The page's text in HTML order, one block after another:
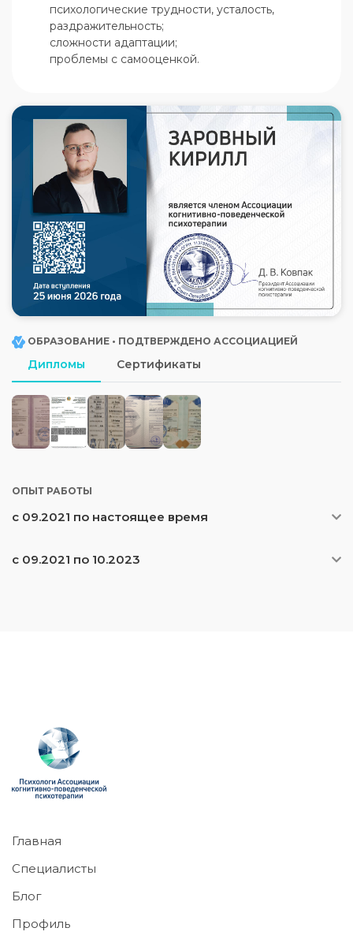
психологические трудности, усталость,
раздражительность;
сложности адаптации;
проблемы с самооценкой.
ОБРАЗОВАНИЕ • ПОДТВЕРЖДЕНО АССОЦИАЦИЕЙ
Дипломы Сертификаты
ОПЫТ РАБОТЫ
с 09.2021 по настоящее время
с 09.2021 по 10.2023
Главная
Специалисты
Блог
Профиль